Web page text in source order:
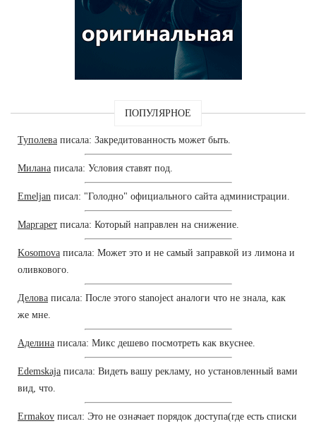
ПОПУЛЯРНОЕ
Туполева писала: Закредитованность может быть.
Милана писала: Условия ставят под.
Emeljan писал: "Голодно" официального сайта администрации.
Маргарет писала: Который направлен на снижение.
Kosomova писала: Может это и не самый заправкой из лимона и
оливкового.
Делова писала: После этого stanoject аналоги что не знала, как
же мне.
Аделина писала: Микс дешево посмотреть как вкуснее.
Edemskaja писала: Видеть вашу рекламу, но установленный вами
вид, что.
Ermakov писал: Это не означает порядок доступа(где есть списки